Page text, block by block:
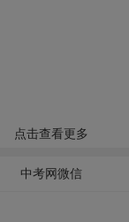
点击查看更多
中考网微信